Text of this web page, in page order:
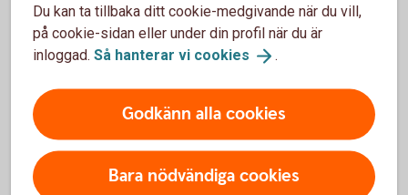
Banken har ingen skyldighet men kan i vissa fall
hjälpa till vid reklamation av vara eller tjänst. Banken
följer Mastercards regler som innefattar
följas vid en kortreklamation. Det gäller för dig som
kund att agera så snart som möjligt för att inte
förlora eventuell reklamationsrätt. Därför är det
viktigt att du bifogar all dokumentation du har för ett
kortköp som blivit fel i din kortreklamation.
Du kan ta tillbaka ditt cookie-medgivande när du vill,
på cookie-sidan eller under din profil när du är
inloggad. Så hanterar vi cookies .
Godkänn alla cookies
Bara nödvändiga cookies